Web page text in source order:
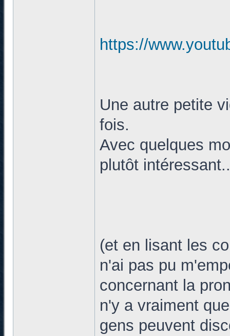
https://
Une autre petite
fois.
Avec quelques
plutôt
(et en lisant les
n'ai pas pu
concernant la
n'y a vraiment
gens peuvent